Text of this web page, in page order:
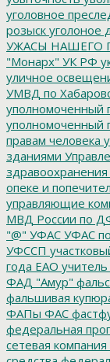
уголовное
розыск уголоное
УЖАСЫ НАШЕГО
"Монарх" УК РФ
уличное
УМВД по
уполномоченный
уполномоченный
правам человека
зданиями
здравоохранения
опеке и
управляющие
МВД России по
"@" УФАС УФАС
УФССП
года ЕАО
ФАД "Амур"
фальшивая
ФАПы ФАС
федеральная
сетевая компания